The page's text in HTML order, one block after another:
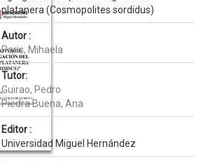
platanera (Cosmopolites sordidus)
Autor :
Paris, Mihaela
Tutor:
Guirao, Pedro
Piedra Buena, Ana
Editor :
Universidad Miguel Hernández